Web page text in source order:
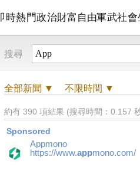
時熱門政治財富自由軍武社會
搜尋
全部新聞 ▼ 不限時間 ▼
約有 390 項結果 (搜尋時間：0.157